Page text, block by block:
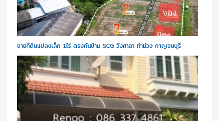
ขายที่ดินแปลงเล็ก 1ไร่ ตรงกันข้าม SCG วังศาลา ท่าม่วง กาญจนบุรี